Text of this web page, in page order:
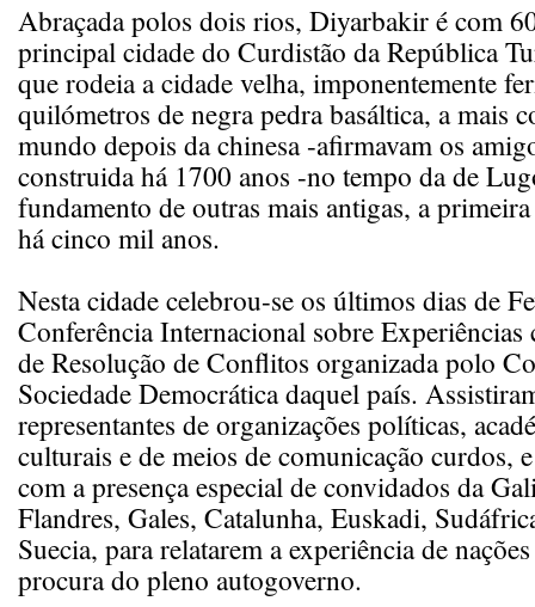
Abraçada polos dois rios, Diyarbakir é com
principal cidade do Curdistão da República
que rodeia a cidade velha, imponentemente
quilómetros de negra pedra basáltica, a mais
mundo depois da chinesa -afirmavam os
construida há 1700 anos -no tempo da de
fundamento de outras mais antigas, a
há cinco mil anos.
Nesta cidade celebrou-se os últimos dias de
Conferência Internacional sobre Experiências
de Resolução de Conflitos organizada polo
Sociedade Democrática daquel país.
representantes de organizações políticas,
culturais e de meios de comunicação curdos,
com a presença especial de convidados da
Flandres, Gales, Catalunha, Euskadi,
Suecia, para relatarem a experiência de
procura do pleno autogoverno.